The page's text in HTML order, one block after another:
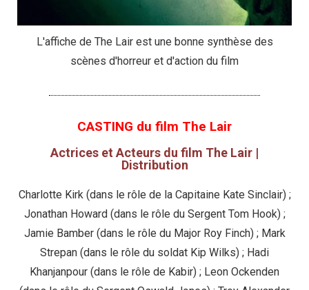
L'affiche de The Lair est une bonne synthèse des
scènes d'horreur et d'action du film
CASTING du film The Lair
Actrices et Acteurs du film The Lair |
Distribution
Charlotte Kirk (dans le rôle de la Capitaine Kate Sinclair) ;
Jonathan Howard (dans le rôle du Sergent Tom Hook) ;
Jamie Bamber (dans le rôle du Major Roy Finch) ; Mark
Strepan (dans le rôle du soldat Kip Wilks) ; Hadi
Khanjanpour (dans le rôle de Kabir) ; Leon Ockenden